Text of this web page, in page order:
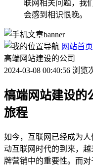
联网相关问题，我
会感到相识恨晚。
网站首页
高端网站建设的公司
2024-03-08 00:40:56 浏览
槁端网站建设的
旅程
如今，互联网已经成为
动互联网时代的到来，
牌营销中的重要性。而